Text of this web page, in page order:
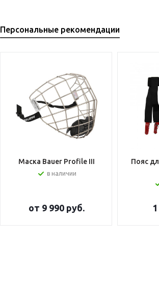
Персональные рекомендации
Маска Bauer Profile III
в наличии
от 9 990 руб.
Пояс